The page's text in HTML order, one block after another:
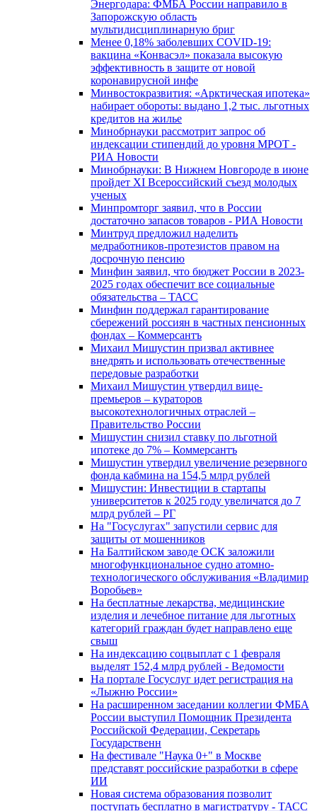
Энергодара: ФМБА России направило в
Запорожскую область
мультидисциплинарную бриг
Менее 0,18% заболевших COVID-19:
вакцина «Конвасэл» показала высокую
эффективность в защите от новой
коронавирусной инфе
Минвостокразвития: «Арктическая ипотека»
набирает обороты: выдано 1,2 тыс. льготных
кредитов на жилье
Минобрнауки рассмотрит запрос об
индексации стипендий до уровня МРОТ -
РИА Новости
Минобрнауки: В Нижнем Новгороде в июне
пройдет XI Всероссийский съезд молодых
ученых
Минпромторг заявил, что в России
достаточно запасов товаров - РИА Новости
Минтруд предложил наделить
медработников-протезистов правом на
досрочную пенсию
Минфин заявил, что бюджет России в 2023-
2025 годах обеспечит все социальные
обязательства – ТАСС
Минфин поддержал гарантирование
сбережений россиян в частных пенсионных
фондах – Коммерсантъ
Михаил Мишустин призвал активнее
внедрять и использовать отечественные
передовые разработки
Михаил Мишустин утвердил вице-
премьеров – кураторов
высокотехнологичных отраслей –
Правительство России
Мишустин снизил ставку по льготной
ипотеке до 7% – Коммерсантъ
Мишустин утвердил увеличение резервного
фонда кабмина на 154,5 млрд рублей
Мишустин: Инвестиции в стартапы
университетов к 2025 году увеличатся до 7
млрд рублей – РГ
На "Госуслугах" запустили сервис для
защиты от мошенников
На Балтийском заводе ОСК заложили
многофункциональное судно атомно-
технологического обслуживания «Владимир
Воробьев»
На бесплатные лекарства, медицинские
изделия и лечебное питание для льготных
категорий граждан будет направлено еще
свыш
На индексацию соцвыплат с 1 февраля
выделят 152,4 млрд рублей - Ведомости
На портале Госуслуг идет регистрация на
«Лыжню России»
На расширенном заседании коллегии ФМБА
России выступил Помощник Президента
Российской Федерации, Секретарь
Государственн
На фестивале "Наука 0+" в Москве
представят российские разработки в сфере
ИИ
Новая система образования позволит
поступать бесплатно в магистратуру - ТАСС